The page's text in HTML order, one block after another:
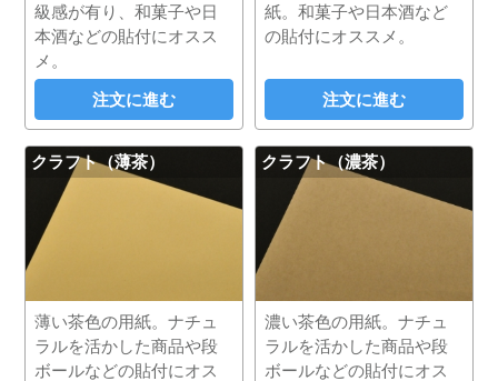
級感が有り、和菓子や日
本酒などの貼付にオスス
メ。
注文に進む
紙。和菓子や日本酒など
の貼付にオススメ。
注文に進む
クラフト（薄茶）
薄い茶色の用紙。ナチュ
ラルを活かした商品や段
ボールなどの貼付にオス
クラフト（濃茶）
濃い茶色の用紙。ナチュ
ラルを活かした商品や段
ボールなどの貼付にオス